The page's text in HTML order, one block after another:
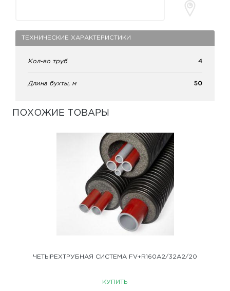
ТЕХНИЧЕСКИЕ ХАРАКТЕРИСТИКИ
Кол-во труб 4
Длина бухты, м 50
ПОХОЖИЕ ТОВАРЫ
ЧЕТЫРЕХТРУБНАЯ СИСТЕМА FV+R160A2/32A2/20
КУПИТЬ